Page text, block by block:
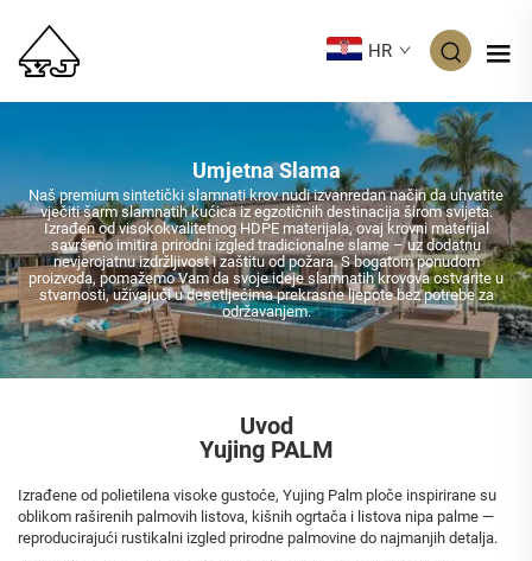
HR
Umjetna Slama
Naš premium sintetički slamnati krov nudi izvanredan način da uhvatite
vječiti šarm slamnatih kućica iz egzotičnih destinacija širom svijeta.
Izrađen od visokokvalitetnog HDPE materijala, ovaj krovni materijal
savršeno imitira prirodni izgled tradicionalne slame – uz dodatnu
nevjerojatnu izdržljivost i zaštitu od požara. S bogatom ponudom
proizvoda, pomažemo Vam da svoje ideje slamnatih krovova ostvarite u
stvarnosti, uživajući u desetljećima prekrasne ljepote bez potrebe za
održavanjem.
Uvod
Yujing PALM
Izrađene od polietilena visoke gustoće, Yujing Palm ploče inspirirane su
oblikom raširenih palmovih listova, kišnih ogrtača i listova nipa palme —
reproducirajući rustikalni izgled prirodne palmovine do najmanjih detalja.